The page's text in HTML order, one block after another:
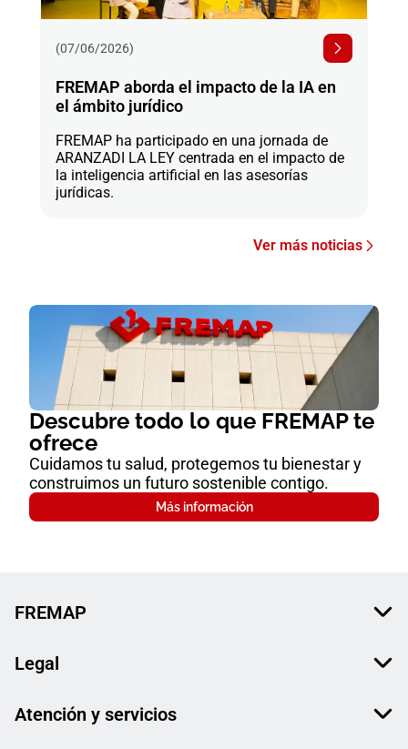
(07/06/2026)
FREMAP aborda el impacto de la IA en
el ámbito jurídico
FREMAP ha participado en una jornada de
ARANZADI LA LEY centrada en el impacto de
la inteligencia artificial en las asesorías
jurídicas.
Ver más noticias
Descubre todo lo que FREMAP te
ofrece
Cuidamos tu salud, protegemos tu bienestar y
construimos un futuro sostenible contigo.
Más información
FREMAP
Legal
Atención y servicios